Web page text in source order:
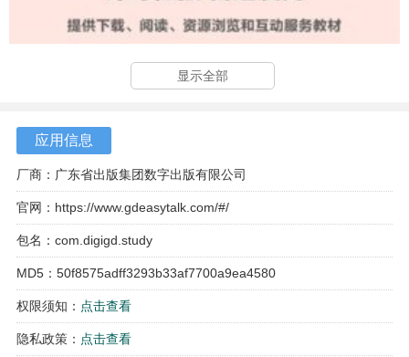
显示全部
应用信息
厂商：广东省出版集团数字出版有限公司
官网： https://www.gdeasytalk.com/#/
包名：com.digigd.study
MD5：50f8575adff3293b33af7700a9ea4580
权限须知： 点击查看
隐私政策： 点击查看